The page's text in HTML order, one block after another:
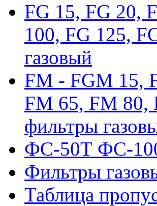
FG 15, FG 20,
100, FG 125,
газовый
FM - FGM 15,
FM 65, FM 80,
фильтры
ФС-50Т ФС-
Фильтры
Таблица